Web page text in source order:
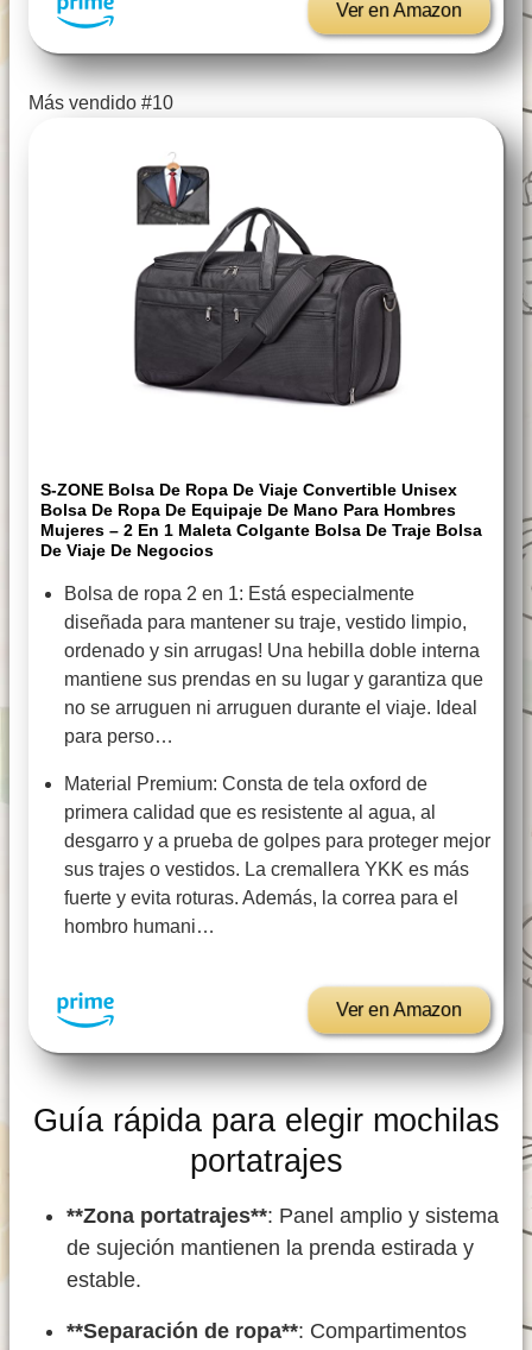
Ver en Amazon
Más vendido #10
S-ZONE Bolsa De Ropa De Viaje Convertible Unisex
Bolsa De Ropa De Equipaje De Mano Para Hombres
Mujeres – 2 En 1 Maleta Colgante Bolsa De Traje Bolsa
De Viaje De Negocios
Bolsa de ropa 2 en 1: Está especialmente
diseñada para mantener su traje, vestido limpio,
ordenado y sin arrugas! Una hebilla doble interna
mantiene sus prendas en su lugar y garantiza que
no se arruguen ni arruguen durante el viaje. Ideal
para perso…
Material Premium: Consta de tela oxford de
primera calidad que es resistente al agua, al
desgarro y a prueba de golpes para proteger mejor
sus trajes o vestidos. La cremallera YKK es más
fuerte y evita roturas. Además, la correa para el
hombro humani…
Ver en Amazon
Guía rápida para elegir mochilas
portatrajes
**Zona portatrajes**: Panel amplio y sistema
de sujeción mantienen la prenda estirada y
estable.
**Separación de ropa**: Compartimentos